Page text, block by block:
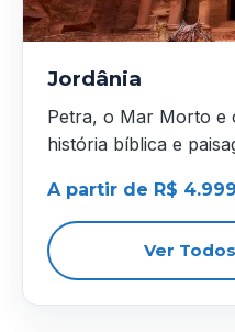
Jordânia
Petra, o Mar Morto e
história bíblica e
A partir de R$ 4.999
Ver